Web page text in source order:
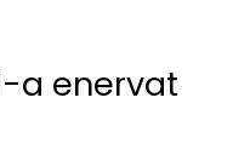
a enervat